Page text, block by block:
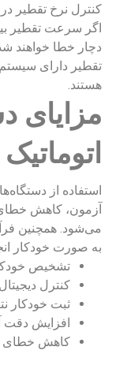
اگر سرعت تقطیر
دچار خطا خواهند
تقطیر دارای
هستند.
مزایای
اتوماتیک ASTM D86
استفاده از
آزمون، کاهش خطای
می‌شود. همچنین
به صورت خودکار
تشخیص
کنترل
ثبت خودکار
افزایش دقت
کاهش خطای